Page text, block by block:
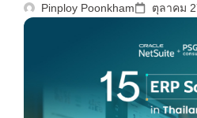
Pinploy Poonkham ตุลาคม